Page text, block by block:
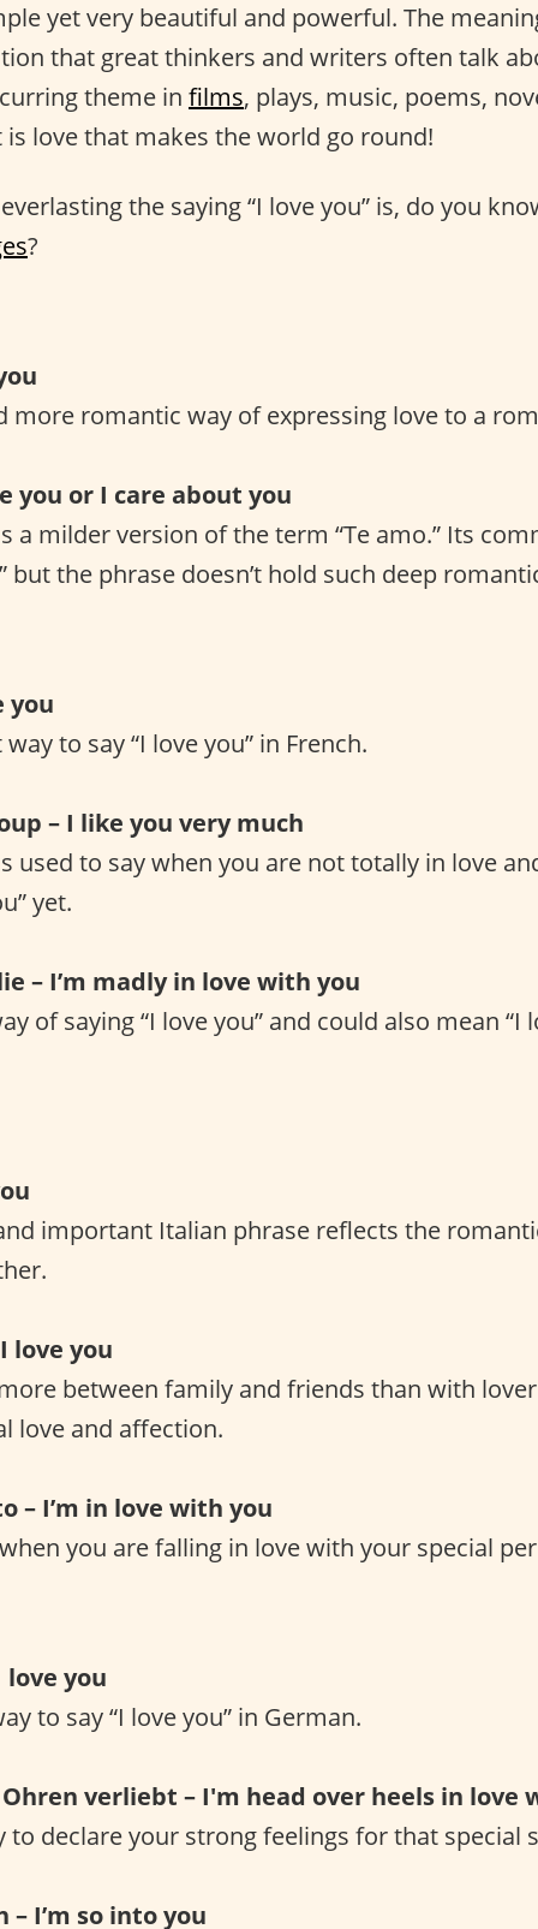
yet very beautiful and powerful. The
that great thinkers and writers often talk
theme in films, plays, music, poems,
is love that makes the world go round!
the saying “I love you” is, do you
?
more romantic way of expressing love to a
you or I care about you
a milder version of the term “Te amo.” Its
but the phrase doesn’t hold such deep
you
to say “I love you” in French.
– I like you very much
used to say when you are not totally in love
yet.
– I’m madly in love with you
of saying “I love you” and could also mean “I
important Italian phrase reflects the
love you
between family and friends than with
love and affection.
– I’m in love with you
you are falling in love with your special
love you
to say “I love you” in German.
verliebt – I'm head over heels in love
to declare your strong feelings for that special
I’m so into you